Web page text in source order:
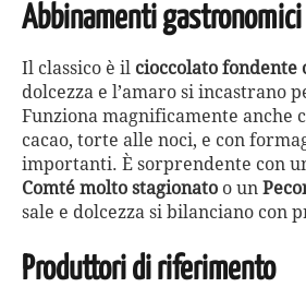
Abbinamenti gastronomici
Il classico è il cioccolato fondente
dolcezza e l’amaro si incastrano
Funziona magnificamente anche
cacao, torte alle noci, e con
importanti. È sorprendente con
Comté molto stagionato o un
sale e dolcezza si bilanciano con
Produttori di riferimento